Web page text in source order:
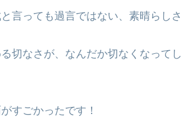
言っても過言ではない、素晴らしさ
切なさが、なんだか切なくなってし
すごかったです！